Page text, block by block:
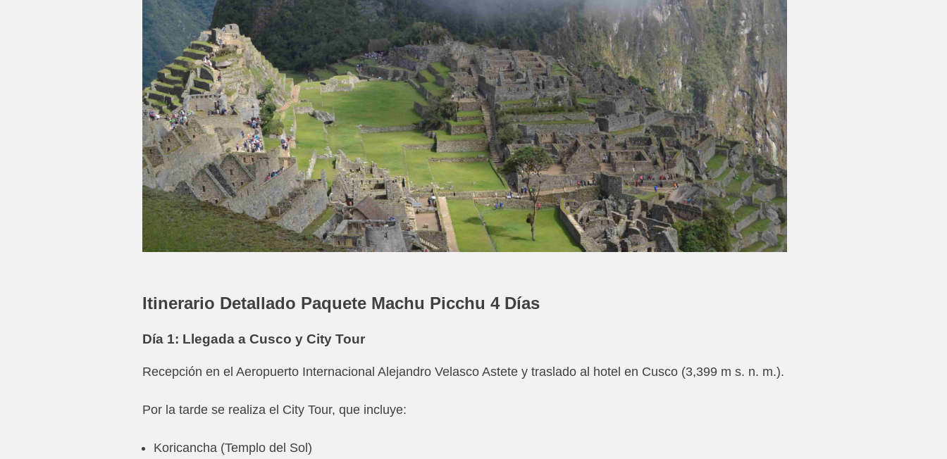
Itinerario Detallado Paquete Machu Picchu 4 Días
Día 1: Llegada a Cusco y City Tour
Recepción en el Aeropuerto Internacional Alejandro Velasco Astete y traslado al hotel en Cusco (3,399 m s. n. m.).
Por la tarde se realiza el City Tour, que incluye:
Koricancha (Templo del Sol)